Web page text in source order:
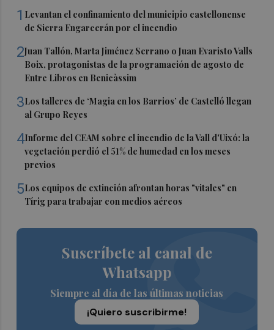
1 Levantan el confinamiento del municipio castellonense
de Sierra Engarcerán por el incendio
2Juan Tallón, Marta Jiménez Serrano o Juan Evaristo Valls
Boix, protagonistas de la programación de agosto de
Entre Libros en Benicàssim
3Los talleres de ‘Magia en los Barrios’ de Castelló llegan
al Grupo Reyes
4Informe del CEAM sobre el incendio de la Vall d'Uixó: la
vegetación perdió el 51% de humedad en los meses
previos
5Los equipos de extinción afrontan horas "vitales" en
Tírig para trabajar con medios aéreos
Suscríbete al canal de
Whatsapp
Siempre al día de las últimas noticias
¡Quiero suscribirme!